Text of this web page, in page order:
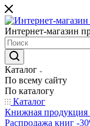
Интернет-магазин
Каталог
По всему сайту
По каталогу
Каталог
Книжная продукция
Распродажа книг -